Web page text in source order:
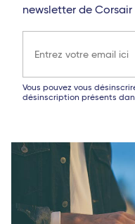
newsletter de Corsair
Vous pouvez vous
désinscription présents